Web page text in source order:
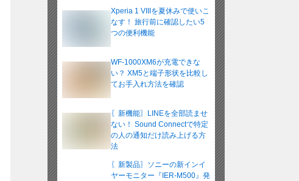
Xperia 1 VIIIを夏休みで使いこ
なす！ 旅行前に確認したい5
つの便利機能
WF-1000XM6が充電できな
い？ XM5と端子形状を比較し
てお手入れ方法を確認
〖新機能〗LINEを全部読ませ
ない！ Sound Connectで特定
の人の通知だけ読み上げる方
法
〖新製品〗ソニーの新インイ
ヤーモニター『IER-M500』発